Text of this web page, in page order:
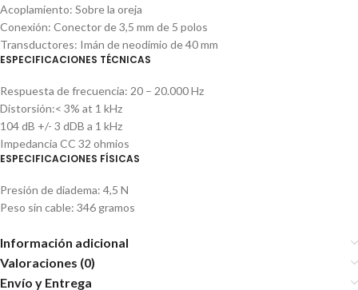
Acoplamiento: Sobre la oreja
Conexión: Conector de 3,5 mm de 5 polos
Transductores: Imán de neodimio de 40 mm
ESPECIFICACIONES TÉCNICAS
Respuesta de frecuencia: 20 – 20.000 Hz
Distorsión:< 3% at 1 kHz
104 dB +/- 3 dDB a 1 kHz
Impedancia CC 32 ohmios
ESPECIFICACIONES FÍSICAS
Presión de diadema: 4,5 N
Peso sin cable: 346 gramos
Información adicional
Valoraciones (0)
Envío y Entrega